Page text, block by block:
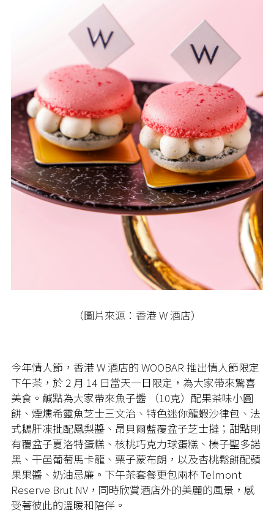
（圖片來源：香港 W 酒店）
今年情人節，香港 W 酒店的 WOOBAR 推出情人節限定
下午茶，於 2 月 14 日當天一日限定，為大家帶來驚喜
美食。鹹點為大家帶來魚子醬 （10克）配果茶味小圓
餅、煙燻希靈魚芝士三文治、特色迷你龍蝦沙律包、法
式鵝肝凍批配鳳梨醬、昂貝爾藍覆盆子芝士撻；甜點則
有覆盆子夏洛特蛋糕、核桃巧克力球蛋糕、榛子聖多諾
黑、干邑葡萄馬卡龍、栗子蒙布朗，以及杏桃鬆餅配蘋
果果醬、奶油忌廉。下午茶套餐更包兩杯 Telmont
Reserve Brut NV，同時欣賞酒店外的美麗的風景，感
受著彼此的溫暖和陪伴。